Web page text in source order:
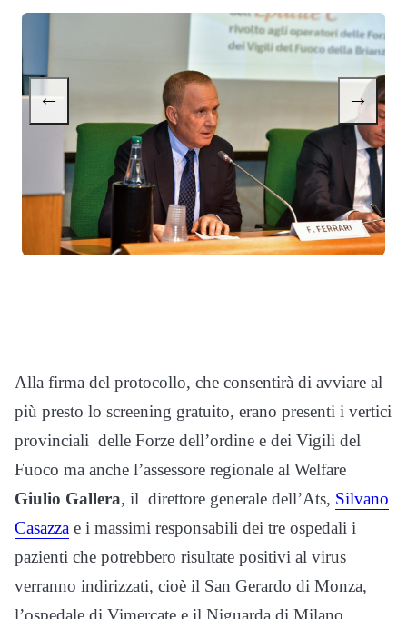
← →
Alla firma del protocollo, che consentirà di avviare al
più presto lo screening gratuito, erano presenti i vertici
provinciali delle Forze dell’ordine e dei Vigili del
Fuoco ma anche l’assessore regionale al Welfare
Giulio Gallera, il direttore generale dell’Ats, Silvano
Casazza e i massimi responsabili dei tre ospedali i
pazienti che potrebbero risultate positivi al virus
verranno indirizzati, cioè il San Gerardo di Monza,
l’ospedale di Vimercate e il Niguarda di Milano.